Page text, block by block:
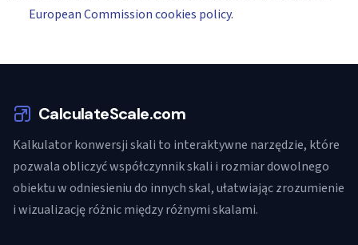
European Commission cookies policy.
CalculateScale.com
Kalkulator konwersji skali to interaktywne narzędzie, które
pozwala obliczyć współczynnik skali i rozmiar dowolnego
obiektu w odniesieniu do innych skal, ułatwiając zrozumienie
i wizualizację różnic między różnymi skalami.